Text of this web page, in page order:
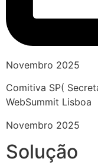
Novembro 2025
Comitiva SP(
WebSummit Lisboa
Novembro 2025
Solução